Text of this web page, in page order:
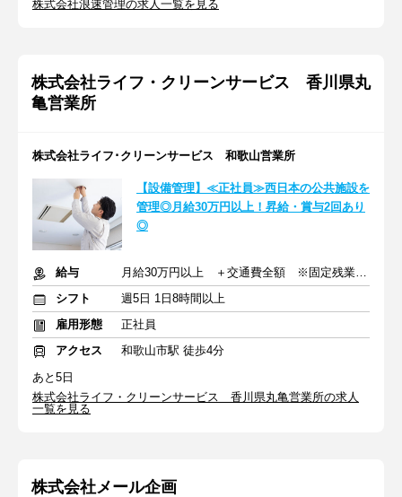
株式会社浪速管理の求人一覧を見る
株式会社ライフ・クリーンサービス 香川県丸
亀営業所
株式会社ライフ･クリーンサービス 和歌山営業所
【設備管理】≪正社員≫西日本の公共施設を
管理◎月給30万円以上！昇給・賞与2回あり
◎
給与
月給30万円以上 ＋交通費全額 ※固定残業代(8万8400円)を含む
シフト
週5日 1日8時間以上
雇用形態
正社員
アクセス
和歌山市駅 徒歩4分
あと5日
株式会社ライフ・クリーンサービス 香川県丸亀営業所の求人
一覧を見る
株式会社メール企画